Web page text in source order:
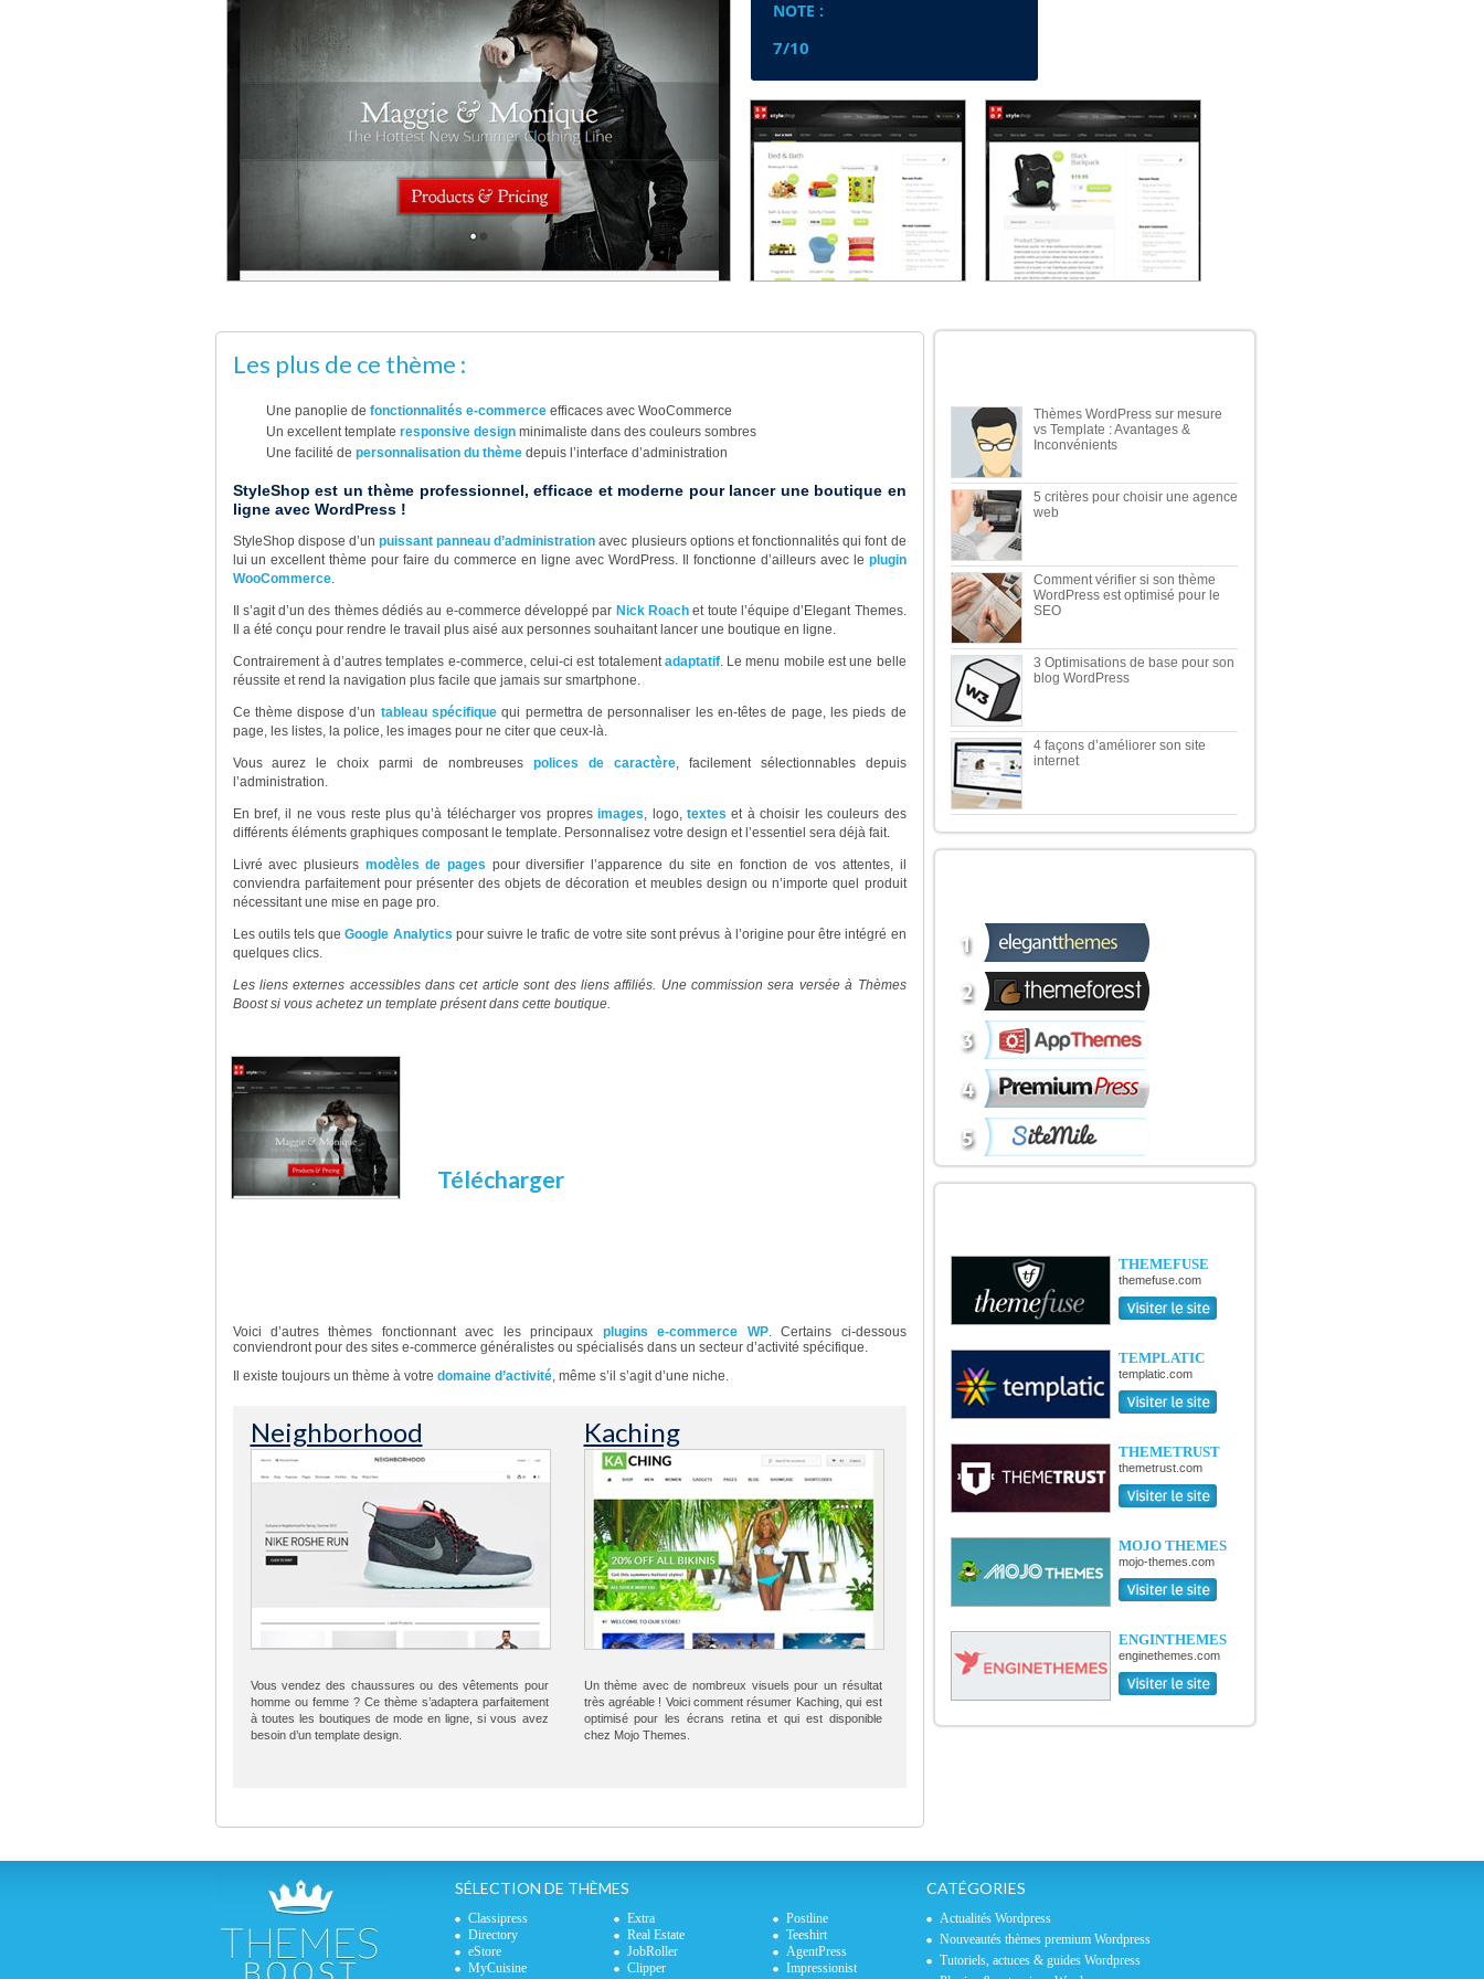
NOTE :
7/10
Les plus de ce thème :
Une panoplie de fonctionnalités e-commerceefficaces avec WooCommerce
Un excellent template responsive designminimaliste dans des couleurs sombres
Une facilité de personnalisation du thèmedepuis l’interface d’administration
StyleShop est un thème professionnel, efficace et moderne pour lancer une boutique en
ligne avec WordPress !
StyleShop dispose d’un puissant panneau d’administration avec plusieurs options et fonctionnalités qui font de
lui un excellent thème pour faire du commerce en ligne avec WordPress. Il fonctionne d’ailleurs avec le plugin
WooCommerce.
Il s’agit d’un des thèmes dédiés au e-commerce développé par Nick Roachet toute l’équipe d’Elegant Themes.
Il a été conçu pour rendre le travail plus aisé aux personnes souhaitant lancer une boutique en ligne.
Contrairement à d’autres templates e-commerce, celui-ci est totalement adaptatif. Le menu mobile est une belle
réussite et rend la navigation plus facile que jamais sur smartphone.
Ce thème dispose d’un tableau spécifique qui permettra de personnaliser les en-têtes de page, les pieds de
page, les listes, la police, les images pour ne citer que ceux-là.
Vous aurez le choix parmi de nombreuses polices de caractère, facilement sélectionnables depuis
l’administration.
En bref, il ne vous reste plus qu’à télécharger vos propresimages , logo, textes et à choisir les couleurs des
différents éléments graphiques composant le template. Personnalisez votre design et l’essentiel sera déjà fait.
Livré avec plusieurs modèles de pages pour diversifier l’apparence du site en fonction de vos attentes, il
conviendra parfaitement pour présenter des objets de décoration et meubles design ou n’importe quel produit
nécessitant une mise en page pro.
Les outils tels queGoogle Analytics pour suivre le trafic de votre site sont prévus à l’origine pour être intégré en
quelques clics.
Les liens externes accessibles dans cet article sont des liens affiliés. Une commission sera versée à Thèmes
Boost si vous achetez un template présent dans cette boutique.
Télécharger
Voici d’autres thèmes fonctionnant avec les principaux plugins e-commerce WP. Certains ci-dessous
conviendront pour des sites e-commerce généralistes ou spécialisés dans un secteur d’activité spécifique.
Il existe toujours un thème à votre domaine d’activité, même s’il s’agit d’une niche.
Neighborhood
Vous vendez des chaussures ou des vêtements pour
homme ou femme ? Ce thème s’adaptera parfaitement
à toutes les boutiques de mode en ligne, si vous avez
besoin d’un template design.
Kaching
Un thème avec de nombreux visuels pour un résultat
très agréable ! Voici comment résumer Kaching, qui est
optimisé pour les écrans retina et qui est disponible
chez Mojo Themes.
Thèmes WordPress sur mesure
vs Template : Avantages &
Inconvénients
5 critères pour choisir une agence
web
Comment vérifier si son thème
WordPress est optimisé pour le
SEO
3 Optimisations de base pour son
blog WordPress
4 façons d’améliorer son site
internet
THEMEFUSE
themefuse.com
TEMPLATIC
templatic.com
THEMETRUST
themetrust.com
MOJO THEMES
mojo-themes.com
ENGINTHEMES
enginethemes.com
SÉLECTION DE THÈMES
Classipress Extra
Postline
Directory
Real Estate
Teeshirt
eStore
JobRoller
AgentPress
MyCuisine
Clipper
Impressionist
CATÉGORIES
Actualités Wordpress
Nouveautés thèmes premium Wordpress
Tutoriels, actuces & guides Wordpress